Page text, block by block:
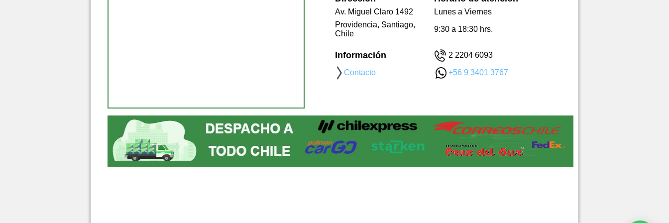
Av. Miguel Claro 1492
Lunes a Viernes
Providencia, Santiago,
Chile
9:30 a 18:30 hrs.
Información 2 2204 6093
Contacto +56 9 3401 3767